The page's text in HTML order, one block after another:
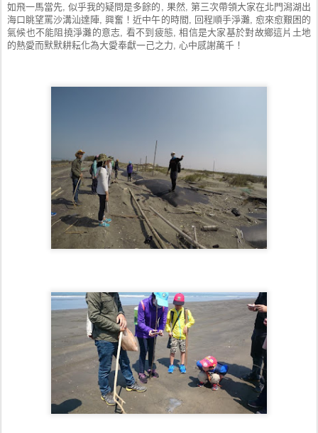
如飛一馬當先, 似乎我的疑問是多餘的, 果然, 第三次帶領大家在北門潟湖出
海口眺望罵沙溝汕達陣, 興奮！近中午的時間, 回程順手淨灘, 愈來愈艱困的
氣候也不能阻撓淨灘的意志, 看不到疲態, 相信是大家基於對故鄉這片土地
的熱愛而默默耕耘化為大愛奉獻一己之力, 心中感謝萬千！